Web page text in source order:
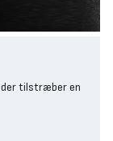
der tilstræber en